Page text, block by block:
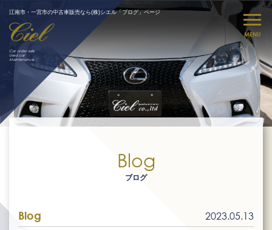
MENU
江南市・一宮市の中古車販売なら(株)シエル「ブログ」ページ
Car order sale
Used car
Maintenance
Blog
ブログ
Blog 2023.05.13